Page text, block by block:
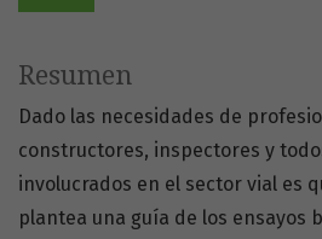
Resumen
Dado las necesidades de
constructores, inspectores y
involucrados en el sector vial es
plantea una guía de los ensayos